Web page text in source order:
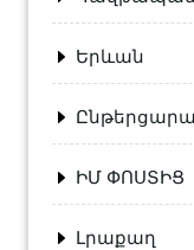
Երևան
ԻՄ ՓՈՍՏԻՑ
Լրաքաղ